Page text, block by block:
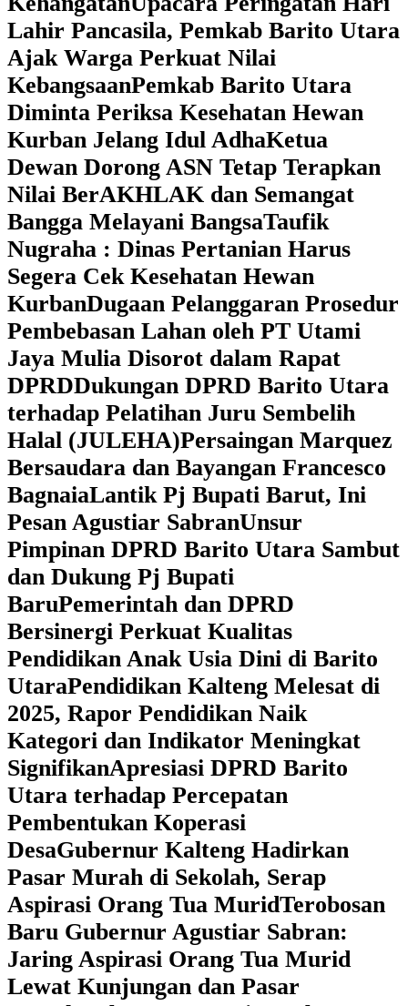
Lahir Pancasila, Pemkab Barito Utara
Ajak Warga Perkuat Nilai
KebangsaanPemkab Barito Utara
Diminta Periksa Kesehatan Hewan
Kurban Jelang Idul AdhaKetua
Dewan Dorong ASN Tetap Terapkan
Nilai BerAKHLAK dan Semangat
Bangga Melayani BangsaTaufik
Nugraha : Dinas Pertanian Harus
Segera Cek Kesehatan Hewan
KurbanDugaan Pelanggaran Prosedur
Pembebasan Lahan oleh PT Utami
Jaya Mulia Disorot dalam Rapat
DPRDDukungan DPRD Barito Utara
terhadap Pelatihan Juru Sembelih
Halal (JULEHA)Persaingan Marquez
Bersaudara dan Bayangan Francesco
BagnaiaLantik Pj Bupati Barut, Ini
Pesan Agustiar SabranUnsur
Pimpinan DPRD Barito Utara Sambut
dan Dukung Pj Bupati
BaruPemerintah dan DPRD
Bersinergi Perkuat Kualitas
Pendidikan Anak Usia Dini di Barito
Utara‎Pendidikan Kalteng Melesat di
2025, Rapor Pendidikan Naik
Kategori dan Indikator Meningkat
SignifikanApresiasi DPRD Barito
Utara terhadap Percepatan
Pembentukan Koperasi
Desa‎Gubernur Kalteng Hadirkan
Pasar Murah di Sekolah, Serap
Aspirasi Orang Tua Murid‎Terobosan
Baru Gubernur Agustiar Sabran:
Jaring Aspirasi Orang Tua Murid
Lewat Kunjungan dan Pasar